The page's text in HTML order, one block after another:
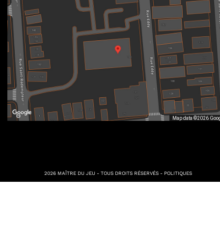
Map data ©2026
2026 MAÎTRE DU JEU - TOUS DROITS RÉSERVÉS - POLITIQUES